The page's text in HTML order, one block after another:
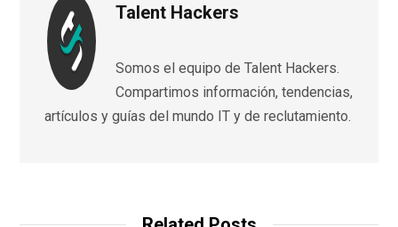
Talent Hackers
Somos el equipo de Talent Hackers.
Compartimos información, tendencias,
artículos y guías del mundo IT y de reclutamiento.